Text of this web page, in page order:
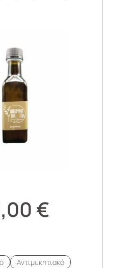
€
Αντιμυκητιακό